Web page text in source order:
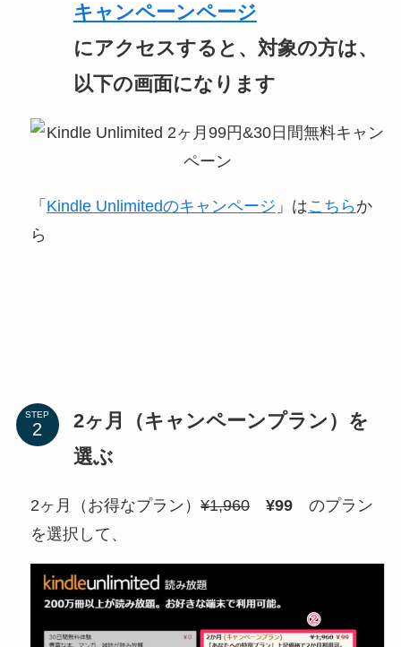
キャンペーンページ
にアクセスすると、対象の方は、
以下の画面になります
「 Kindle Unlimitedのキャンページ 」はこちら か
ら
STEP
2ヶ月（キャンペーンプラン）を
選ぶ
2ヶ月（お得なプラン） ¥1,960 ¥99のプラン
を選択して、